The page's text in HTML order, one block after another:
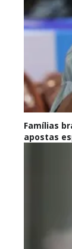
Famílias
apostas